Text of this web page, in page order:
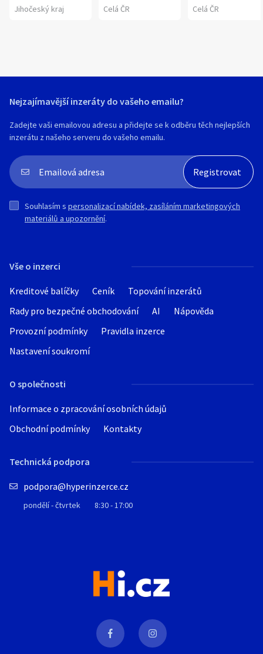
Jihočeský kraj Celá ČR Celá ČR
Vše o inzerci
Kreditové balíčky Ceník
Topování inzerátů
Rady pro bezpečné obchodování
AI
Nápověda
Provozní podmínky
Pravidla inzerce
Nastavení soukromí
O společnosti
Informace o zpracování osobních údajů
Obchodní podmínky
Kontakty
Technická podpora
podpora@hyperinzerce.cz
pondělí - čtvrtek 8:30 - 17:00
Nejzajímavější inzeráty do vašeho emailu?
Zadejte vaši emailovou adresu a přidejte se k odběru těch nejlepších
inzerátu z našeho serveru do vašeho emailu.
Souhlasím s personalizací nabídek, zasíláním marketingových
materiálů a upozornění.